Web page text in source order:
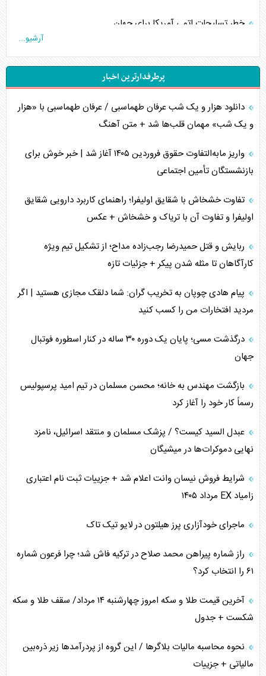
خطر تسلیحات اتمی آمریکا برای جهان
چگونه عربستان برابر ایران دچار خطای محاسباتی شد؟
جاده ابریشم فضایی/ نفوذ راهبردی و فرازمینی چین
انصارالله و تثبیت معادله «محاصره برابر محاصره»
مصالحه نافرجام سعودی – اماراتی
محدودیت صادرات نفت عربستان
چگونه مقاومت صحنه جنگ را تغییر می‌دهد؟
جنگ رمضان و معضل حضور نظامیان آمریکایی
تحلیل جامع پدیده تراستی‌ها
تأثیر جنگ ایران و آمریکا بر اقتصاد جهانی
اربعین، کابوس مشترک تل‌آویو-واشنگتن
آرشیو...
پرطرفدارترین اخبار
دانلود هزار و یک شب عرفان طهماسبی / عرفان طهماسبی با «هزار
و یک شب» مهمان قلب‌ها شد + متن آهنگ
واریز مابه‌التفاوت حقوق فروردین ۱۴۰۵ آغاز شد | خبر خوش برای
بازنشستگان تأمین اجتماعی
تفاوت خشخاش با شقایق اولیفرا؛ راهنمای کاربرد دارویی شقایق
اولیفرا و تفاوت آن با تریاک و خشخاش + عکس
ربایش و قتل حمیدرضا رجب‌زاده مداح؛ از تشکیل تیم ویژه
کارآگاهان تا مثله شدن پیکر + جزئیات تازه
پیام هادی چوپان به تخریب گران: شما دلقک مجازی هستید | اگر
مردید افتخارات من را کسب کنید
درگذشت مسی؛ پایان یک دوره ۳۰ ساله در کنار اسطوره فوتبال
جهان
بازگشت مهندس به خانه؛ محسن مسلمان در تیم امید پرسپولیس
رسماً کار خود را آغاز کرد
عبدل السید کیست؟ / پزشک مسلمان و منتقد اسرائیل، نامزد
نهایی دموکرات‌ها در میشیگان
شرایط فروش نیسان وانت اعلام شد + جزییات ثبت نام اعتباری
زامیاد EX مرداد ۱۴۰۵
ماجرای خودآزاری پرز هیلتون در لایو تیک تاک
راز شماره پیراهن محمد صلاح در ترکیه فاش شد؛ چرا فرعون شماره
۶۱ را انتخاب کرد؟
آخرین قیمت طلا و سکه امروز چهارشنبه ۱۴ مرداد/ سقف طلا و سکه
شکست + جدول
نحوه محاسبه مالیات بلاگر‌ها / این گروه از پردرآمد‌ها زیر ذره‌بین
مالیاتی + جزییات